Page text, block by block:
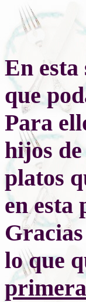
En esta
que
Para
hijos
platos
en esta
lo que